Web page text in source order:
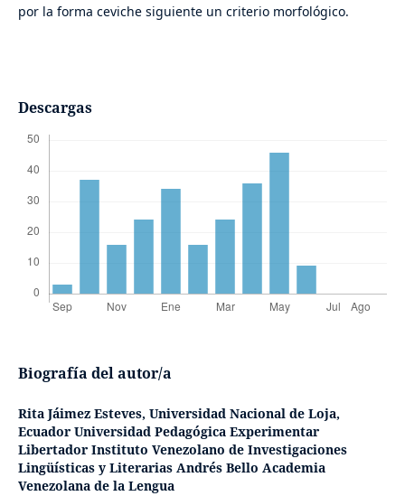
por la forma ceviche siguiente un criterio morfológico.
Descargas
Biografía del autor/a
Rita Jáimez Esteves, Universidad Nacional de Loja,
Ecuador Universidad Pedagógica Experimentar
Libertador Instituto Venezolano de Investigaciones
Lingüísticas y Literarias Andrés Bello Academia
Venezolana de la Lengua